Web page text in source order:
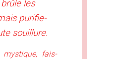
les
purifie-
souillure.
fais-